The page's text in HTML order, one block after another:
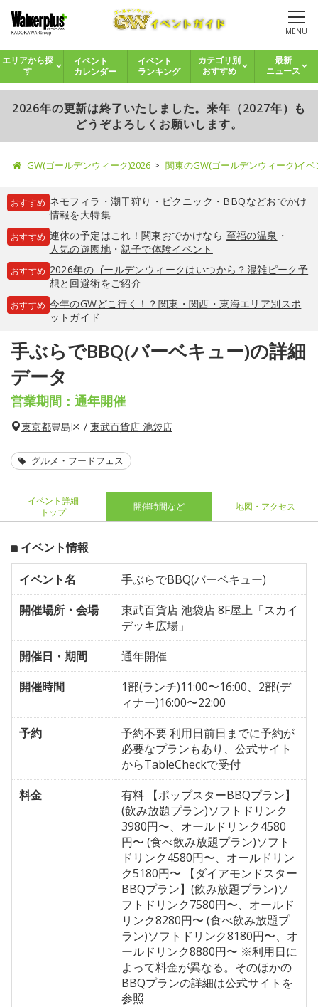
MENU
エリアから探
す
イベント
カレンダー
イベント
ランキング
カテゴリ別
おすすめ
最新
ニュース
2026年の更新は終了いたしました。来年（2027年）も
どうぞよろしくお願いします。
GW(ゴールデンウィーク)2026 関東のGW(ゴールデンウィーク)イ
おすすめ ネモフィラ ・ 潮干狩り ・ ピクニック ・ BBQなどおでかけ
情報を大特集
おすすめ 連休の予定はこれ！関東おでかけなら 至福の温泉 ・
人気の遊園地・親子で体験イベント
おすすめ 2026年のゴールデンウィークはいつから？混雑ピーク予
想と回避術をご紹介
おすすめ 今年のGWどこ行く！？関東・関西・東海エリア別スポ
ットガイド
手ぶらでBBQ(バーベキュー)の詳細
データ
営業期間：通年開催
東京都豊島区 / 東武百貨店 池袋店
グルメ・フードフェス
イベント詳細
トップ
開催時間など 地図・アクセス
イベント情報
イベント名
手ぶらでBBQ(バーベキュー)
開催場所・会場
東武百貨店 池袋店 8F屋上「スカイ
デッキ広場」
開催日・期間
通年開催
開催時間
1部(ランチ)11:00〜16:00、2部(デ
ィナー)16:00〜22:00
予約
予約不要 利用日前日までに予約が
必要なプランもあり、公式サイト
からTableCheckで受付
料金
有料 【ポップスターBBQプラン】
(飲み放題プラン)ソフトドリンク
3980円〜、オールドリンク4580
円〜 (食べ飲み放題プラン)ソフト
ドリンク4580円〜、オールドリン
ク5180円〜 【ダイアモンドスター
BBQプラン】(飲み放題プラン)ソ
フトドリンク7580円〜、オールド
リンク8280円〜 (食べ飲み放題プ
ラン)ソフトドリンク8180円〜、オ
ールドリンク8880円〜 ※利用日に
よって料金が異なる。そのほかの
BBQプランの詳細は公式サイトを
参照